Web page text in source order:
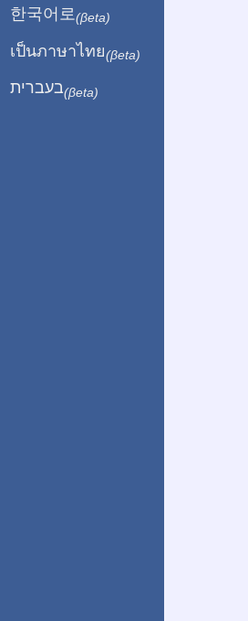
한국어로 (βeta)
เป็นภาษาไทย(βeta)
בעברית(βeta)